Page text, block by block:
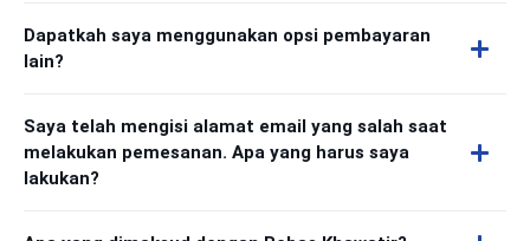
Dapatkah saya menggunakan opsi pembayaran
lain?
Saya telah mengisi alamat email yang salah saat
melakukan pemesanan. Apa yang harus saya
lakukan?